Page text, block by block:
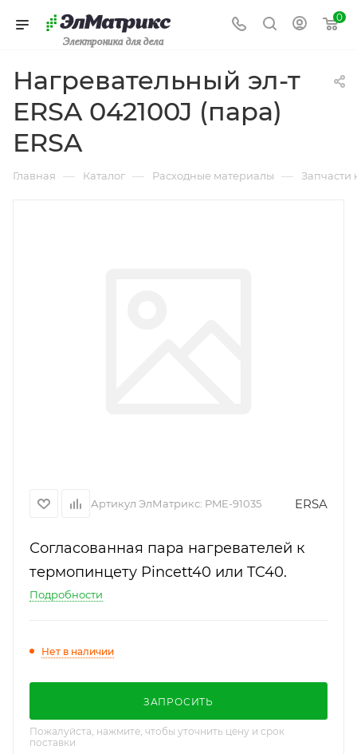
Электроника для дела
0
Нагревательный эл-т
ERSA 042100J (пара)
ERSA
Главная — Каталог — Расходные материалы — Запчасти
Артикул ЭлМатрикс: PME-91035 ERSA
Согласованная пара нагревателей к
термопинцету Pincett40 или TC40.
Подробности
Нет в наличии
ЗАПРОСИТЬ
Пожалуйста, нажмите, чтобы уточнить цену и срок
поставки